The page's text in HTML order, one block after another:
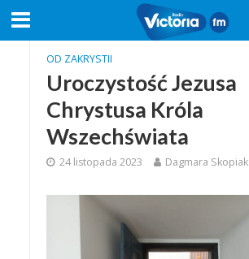
OD ZAKRYSTII
Uroczystość Jezusa
Chrystusa Króla
Wszechświata
24 listopada 2023 Dagmara Skopiak